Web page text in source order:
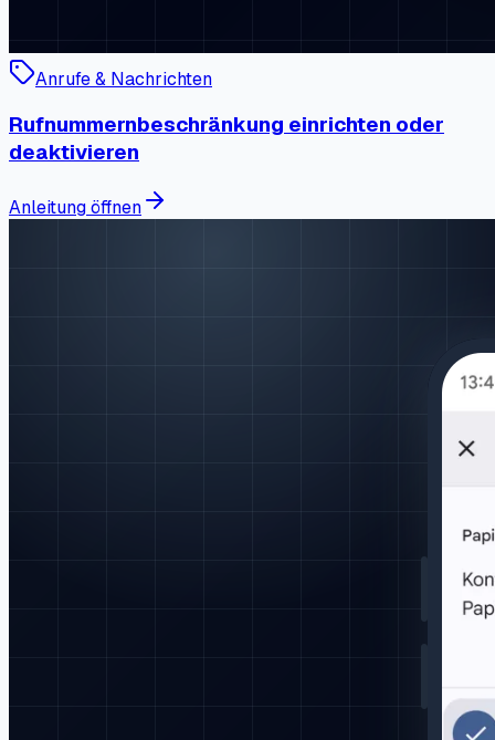
Anrufe & Nachrichten
Rufnummernbeschränkung einrichten oder
deaktivieren
Anleitung öffnen